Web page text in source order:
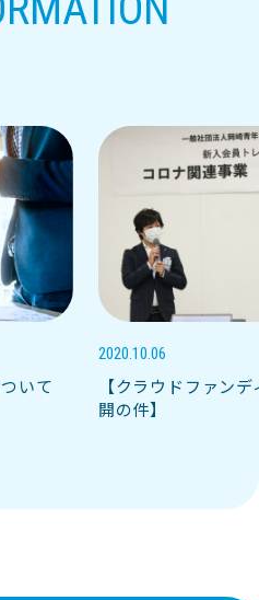
いて
2020.10.06
【クラウドファン
開の件】